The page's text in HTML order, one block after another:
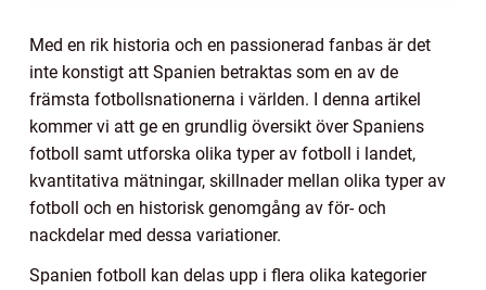
Med en rik historia och en passionerad fanbas är det
inte konstigt att Spanien betraktas som en av de
främsta fotbollsnationerna i världen. I denna artikel
kommer vi att ge en grundlig översikt över Spaniens
fotboll samt utforska olika typer av fotboll i landet,
kvantitativa mätningar, skillnader mellan olika typer av
fotboll och en historisk genomgång av för- och
nackdelar med dessa variationer.
Spanien fotboll kan delas upp i flera olika kategorier